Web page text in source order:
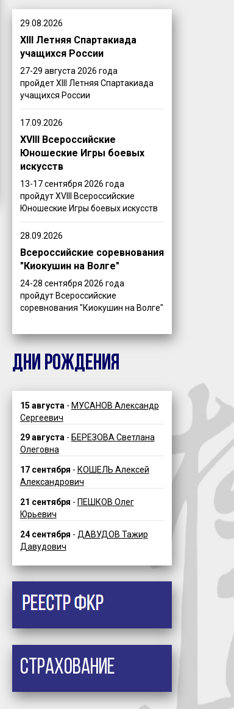
29.08.2026
XIII Летняя Спартакиада
учащихся России
27-29 августа 2026 года
пройдет XIII Летняя Спартакиада
учащихся России
17.09.2026
XVIII Всероссийские
Юношеские Игры боевых
искусств
13-17 сентября 2026 года
пройдут XVIII Всероссийские
Юношеские Игры боевых искусств
28.09.2026
Всероссийские соревнования
"Киокушин на Волге"
24-28 сентября 2026 года
пройдут Всероссийские
соревнования "Киокушин на Волге"
ДНИ РОЖДЕНИЯ
15 августа - МУСАНОВ Александр
Сергеевич
29 августа- БЕРЕЗОВА Светлана
Олеговна
17 сентября - КОШЕЛЬ Алексей
Александрович
21 сентября - ПЕШКОВ Олег
Юрьевич
24 сентября - ДАВУДОВ Тажир
Давудович
Страхование